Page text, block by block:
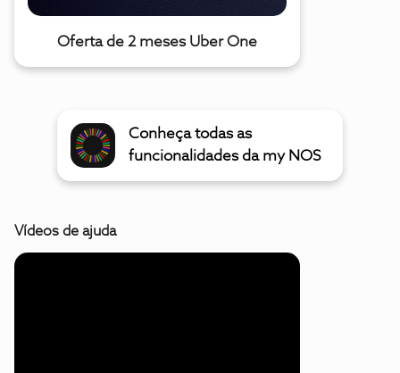
Oferta de 2 meses Uber One
Conheça todas as
funcionalidades da my NOS
Vídeos de ajuda